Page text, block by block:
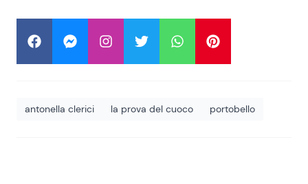
antonella clerici la prova del cuoco portobello